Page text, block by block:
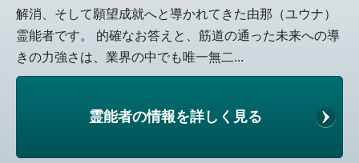
解消、そして願望成就へと導かれてきた由那（ユウナ）
霊能者です。 的確なお答えと、筋道の通った未来への導
きの力強さは、業界の中でも唯一無二...
霊能者の情報を詳しく見る